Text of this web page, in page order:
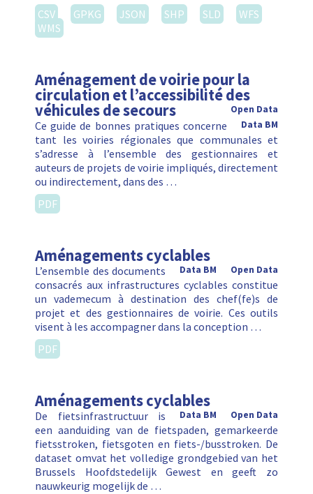
CSV
GPKG JSON SHP SLD
WFS
WMS
Aménagement de voirie pour la
circulation et l’accessibilité des
véhicules de secours
Open Data
Data BM
Ce guide de bonnes pratiques concerne
tant les voiries régionales que communales et
s’adresse à l’ensemble des gestionnaires et
auteurs de projets de voirie impliqués, directement
ou indirectement, dans des …
PDF
Aménagements cyclables
Open Data
Data BM
L’ensemble des documents
consacrés aux infrastructures cyclables constitue
un vademecum à destination des chef(fe)s de
projet et des gestionnaires de voirie. Ces outils
visent à les accompagner dans la conception …
PDF
Aménagements cyclables
Open Data
Data BM
De fietsinfrastructuur is
een aanduiding van de fietspaden, gemarkeerde
fietsstroken, fietsgoten en fiets-/busstroken. De
dataset omvat het volledige grondgebied van het
Brussels Hoofdstedelijk Gewest en geeft zo
nauwkeurig mogelijk de …